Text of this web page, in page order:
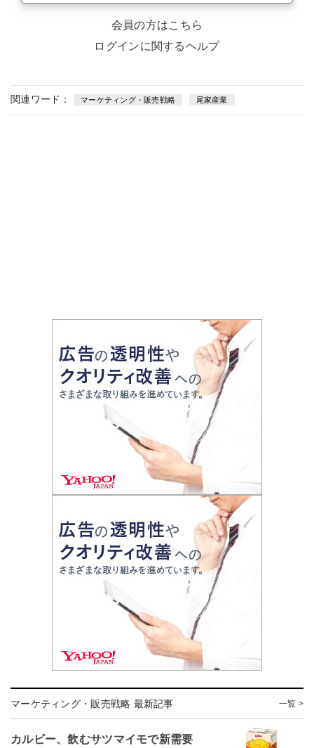
会員の方はこちら
ログインに関するヘルプ
関連ワード： マーケティング・販売戦略 尾家産業
マーケティング・販売戦略 最新記事 一覧 >
カルビー、飲むサツマイモで新需要